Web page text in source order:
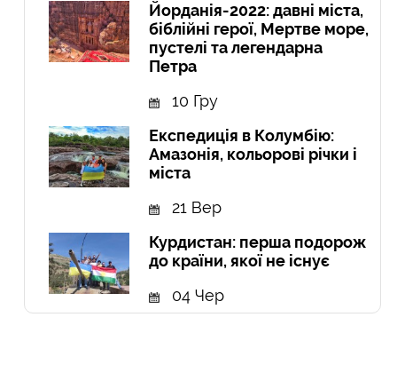
Йорданія-2022: давні міста,
біблійні герої, Мертве море,
пустелі та легендарна
Петра
10 Гру
Експедиція в Колумбію:
Амазонія, кольорові річки і
міста
21 Вер
Курдистан: перша подорож
до країни, якої не існує
04 Чер